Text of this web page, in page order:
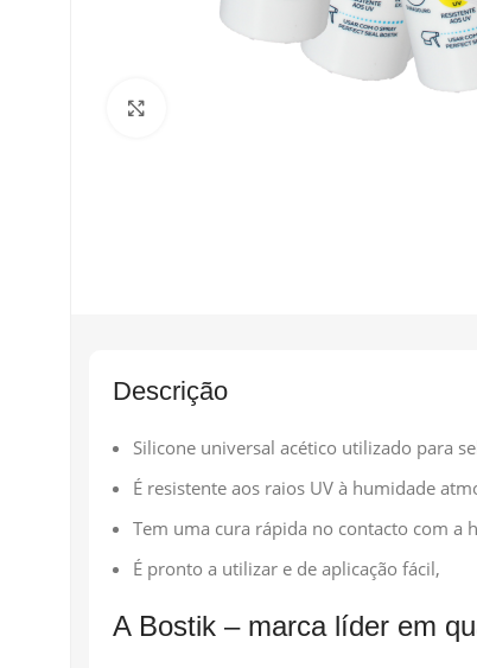
Descrição
Silicone universal acético utilizado para
É resistente aos raios UV à humidade
Tem uma cura rápida no contacto com a
É pronto a utilizar e de aplicação fácil,
A Bostik – marca líder em